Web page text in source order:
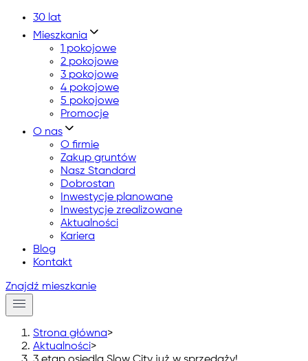
30 lat
Mieszkania
1 pokojowe
2 pokojowe
3 pokojowe
4 pokojowe
5 pokojowe
Promocje
O nas
O firmie
Zakup gruntów
Nasz Standard
Dobrostan
Inwestycje planowane
Inwestycje zrealizowane
Aktualności
Kariera
Blog
Kontakt
Znajdź mieszkanie
Strona główna>
Aktualności>